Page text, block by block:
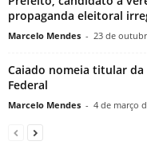
propaganda eleitoral
Marcelo Mendes - 23 de
Caiado nomeia titular
Federal
Marcelo Mendes - 4 de março